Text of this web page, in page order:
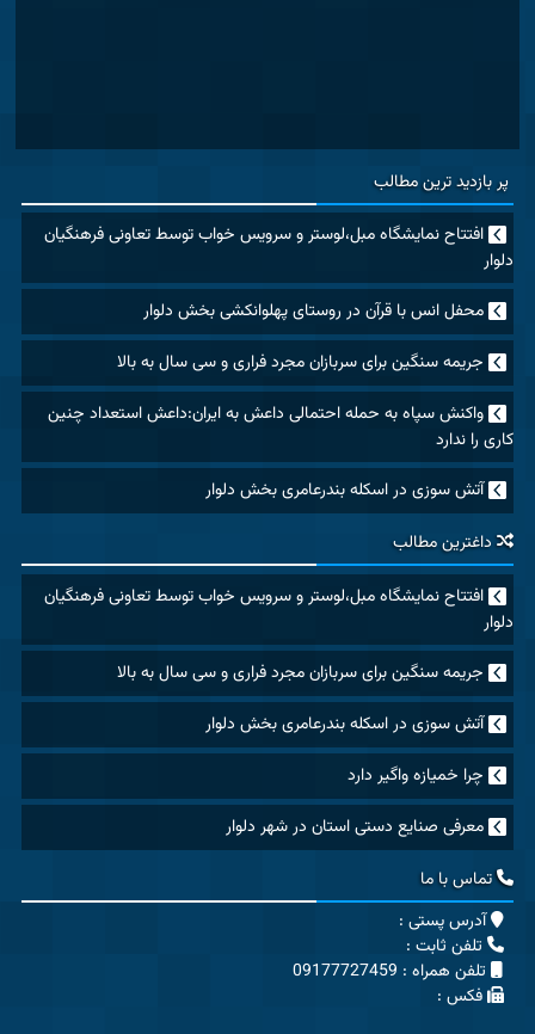
پر بازدید ترین مطالب
افتتاح نمایشگاه مبل،لوستر و سرویس خواب توسط تعاونی فرهنگیان
دلوار
محفل انس با قرآن در روستای پهلوانکشی بخش دلوار
جریمه سنگین برای سربازان مجرد فراری و سی سال به بالا
واکنش سپاه به حمله احتمالی داعش به ایران:داعش استعداد چنین
کاری را ندارد
آتش سوزی در اسکله بندرعامری بخش دلوار
داغترین مطالب
افتتاح نمایشگاه مبل،لوستر و سرویس خواب توسط تعاونی فرهنگیان
دلوار
جریمه سنگین برای سربازان مجرد فراری و سی سال به بالا
آتش سوزی در اسکله بندرعامری بخش دلوار
چرا خمیازه واگیر دارد
معرفی صنایع دستی استان در شهر دلوار
تماس با ما
آدرس پستی :
تلفن ثابت :
تلفن همراه : 09177727459
فکس :